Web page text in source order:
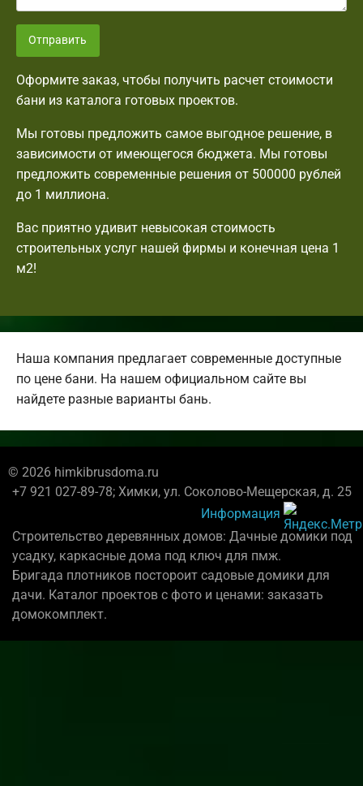
Отправить
Оформите заказ, чтобы получить расчет стоимости
бани из каталога готовых проектов.
Мы готовы предложить самое выгодное решение, в
зависимости от имеющегося бюджета. Мы готовы
предложить современные решения от 500000 рублей
до 1 миллиона.
Вас приятно удивит невысокая стоимость
строительных услуг нашей фирмы и конечная цена 1
м2!
Наша компания предлагает современные доступные
по цене бани. На нашем официальном сайте вы
найдете разные варианты бань.
© 2026 himkibrusdoma.ru
+7 921 027-89-78; Химки, ул. Соколово-Мещерская, д. 25
Информация
Строительство деревянных домов: Дачные домики под
усадку, каркасные дома под ключ для пмж.
Бригада плотников постороит садовые домики для
дачи. Каталог проектов с фото и ценами: заказать
домокомплект.